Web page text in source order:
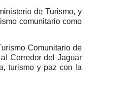
de Turismo, y
comunitario como
Comunitario de
Corredor del Jaguar
turismo y paz con la